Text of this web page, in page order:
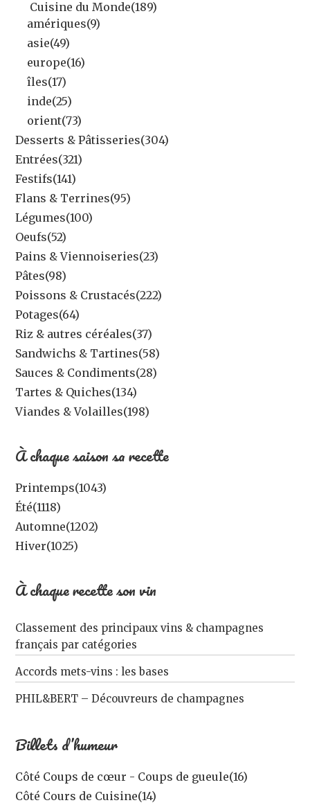
Cuisine du Monde(189)
amériques(9)
asie(49)
europe(16)
îles(17)
inde(25)
orient(73)
Desserts & Pâtisseries(304)
Entrées(321)
Festifs(141)
Flans & Terrines(95)
Légumes(100)
Oeufs(52)
Pains & Viennoiseries(23)
Pâtes(98)
Poissons & Crustacés(222)
Potages(64)
Riz & autres céréales(37)
Sandwichs & Tartines(58)
Sauces & Condiments(28)
Tartes & Quiches(134)
Viandes & Volailles(198)
À chaque saison sa recette
Printemps(1043)
Été(1118)
Automne(1202)
Hiver(1025)
À chaque recette son vin
Classement des principaux vins & champagnes
français par catégories
Accords mets-vins : les bases
PHIL&BERT – Découvreurs de champagnes
Billets d’humeur
Côté Coups de cœur - Coups de gueule(16)
Côté Cours de Cuisine(14)